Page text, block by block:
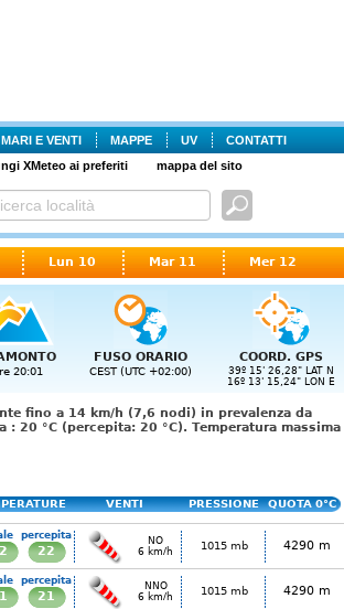
MARI E VENTI MAPPE UV
CONTATTI
XMeteo ai preferiti mappa del sito
Lun 10 Mar 11 Mer 12
20:01
FUSO ORARIO
CEST (UTC +02:00)
COORD. GPS
39º 15' 26,28" LAT N
16º 13' 15,24" LON E
fino a 14 km/h (7,6 nodi) in prevalenza da
20 °C (percepita: 20 °C). Temperatura massima
VENTI PRESSIONE QUOTA 0°C
percepita
22
NO
6 km/h
1015 mb 4290 m
percepita
21
NNO
6 km/h
1015 mb 4290 m